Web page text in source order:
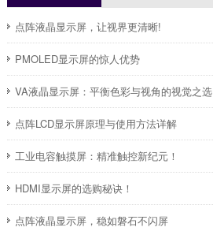
点阵液晶显示屏，让视界更清晰!
PMOLED显示屏的惊人优势
​VA液晶显示屏：平衡色彩与视角的视觉之选
点阵LCD显示屏原理与使用方法详解
​工业电容触摸屏：精准触控新纪元！
HDMI显示屏的选购秘诀！
点阵液晶显示屏，稳如磐石不闪屏